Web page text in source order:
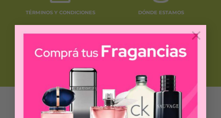
×
TÉRMINOS Y CONDICIONES DÓNDE ESTAMOS
BOTÓN DE ARREPENTIMIENTO